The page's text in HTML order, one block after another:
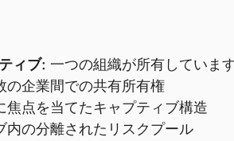
ィブ: 一つの組織が所有していま
の企業間での共有所有権
焦点を当てたキャプティブ構造
内の分離されたリスクプール